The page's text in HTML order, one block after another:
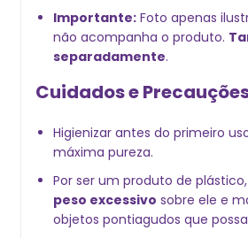
Importante: Foto apenas
não acompanha o produto.
separadamente.
Cuidados e
Higienizar antes do primeiro
máxima pureza.
Por ser um produto de plástico,
peso excessivo sobre ele e
objetos pontiagudos que